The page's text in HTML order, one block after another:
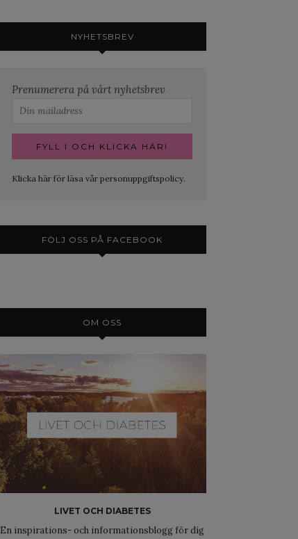
NYHETSBREV
Prenumerera på vårt nyhetsbrev
Klicka här för läsa vår personuppgiftspolicy.
FÖLJ OSS PÅ FACEBOOK
OM OSS
LIVET OCH DIABETES
En inspirations- och informationsblogg för dig